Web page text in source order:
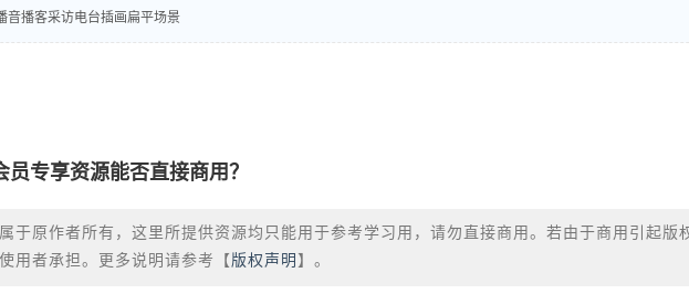
音播客采访电台插画扁平场景
专享资源能否直接商用？
于原作者所有，这里所提供资源均只能用于参考学习用，请勿直接商用。若由于商用引起版
用者承担。更多说明请参考【 版权声明 】。